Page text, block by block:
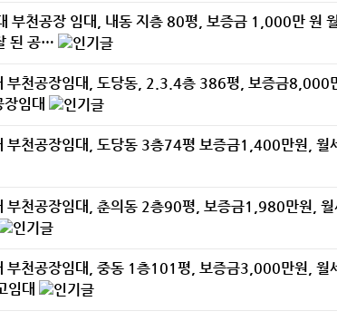
부천공장 임대, 내동 지층 80평, 보증금 1,000만 원
된 공…
부천공장임대, 도당동, 2.3.4층 386평, 보증금8,000
임대
부천공장임대, 도당동 3층74평 보증금1,400만원, 월
부천공장임대, 춘의동 2층90평, 보증금1,980만원,
부천공장임대, 중동 1층101평, 보증금3,000만원, 월
임대